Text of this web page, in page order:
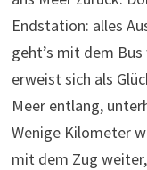
Endstation: alles
geht’s mit dem
erweist sich als
Meer entlang,
Wenige Kilometer
mit dem Zug